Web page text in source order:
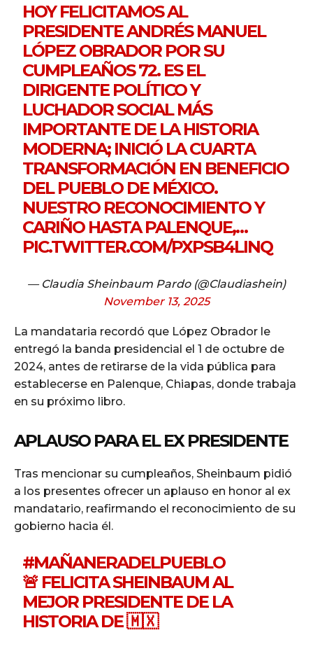
HOY FELICITAMOS AL
PRESIDENTE ANDRÉS MANUEL
LÓPEZ OBRADOR POR SU
CUMPLEAÑOS 72. ES EL
DIRIGENTE POLÍTICO Y
LUCHADOR SOCIAL MÁS
IMPORTANTE DE LA HISTORIA
MODERNA; INICIÓ LA CUARTA
TRANSFORMACIÓN EN BENEFICIO
DEL PUEBLO DE MÉXICO.
NUESTRO RECONOCIMIENTO Y
CARIÑO HASTA PALENQUE,…
PIC.TWITTER.COM/PXPSB4LINQ
— Claudia Sheinbaum Pardo (@Claudiashein)
November 13, 2025
La mandataria recordó que López Obrador le
entregó la banda presidencial el 1 de octubre de
2024, antes de retirarse de la vida pública para
establecerse en Palenque, Chiapas, donde trabaja
en su próximo libro.
APLAUSO PARA EL EX PRESIDENTE
Tras mencionar su cumpleaños, Sheinbaum pidió
a los presentes ofrecer un aplauso en honor al ex
mandatario, reafirmando el reconocimiento de su
gobierno hacia él.
#MAÑANERADELPUEBLO
🚨 FELICITA SHEINBAUM AL
MEJOR PRESIDENTE DE LA
HISTORIA DE 🇲🇽